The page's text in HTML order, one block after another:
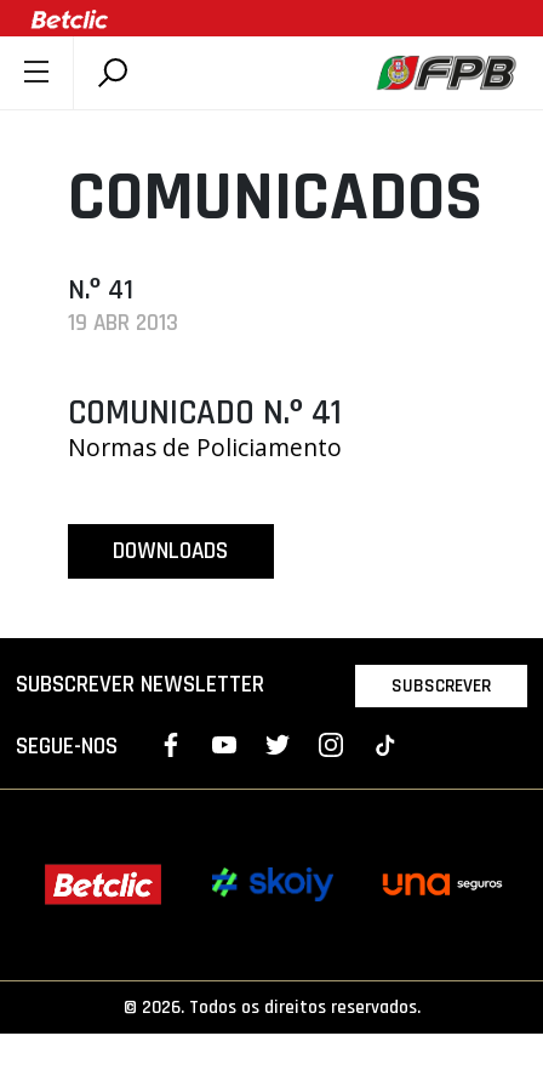
DOCUMENTOS
ÚLTIMAS
ASSOCIAÇÕES
CLUBES
AGENDA
SELEÇÕES
ÁREA TÉCNICA
PROJETOS
LIGA BETCLIC FEMININA
COMUNICADOS
N.º 41
19 ABR 2013
COMUNICADO N.º 41
Normas de Policiamento
DOWNLOADS
SUBSCREVER NEWSLETTER SUBSCREVER
SEGUE-NOS
© 2026. Todos os direitos reservados.